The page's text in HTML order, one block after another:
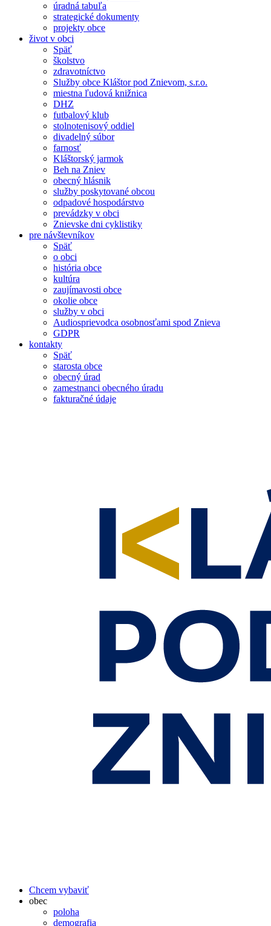
úradná tabuľa
strategické dokumenty
projekty obce
život v obci
Späť
školstvo
zdravotníctvo
Služby obce Kláštor pod Znievom, s.r.o.
miestna ľudová knižnica
DHZ
futbalový klub
stolnotenisový oddiel
divadelný súbor
farnosť
Kláštorský jarmok
Beh na Zniev
obecný hlásnik
služby poskytované obcou
odpadové hospodárstvo
prevádzky v obci
Znievske dni cyklistiky
pre návštevníkov
Späť
o obci
história obce
kultúra
zaujímavosti obce
okolie obce
služby v obci
Audiosprievodca osobnosťami spod Znieva
GDPR
kontakty
Späť
starosta obce
obecný úrad
zamestnanci obecného úradu
fakturačné údaje
Chcem vybaviť
obec
poloha
demografia